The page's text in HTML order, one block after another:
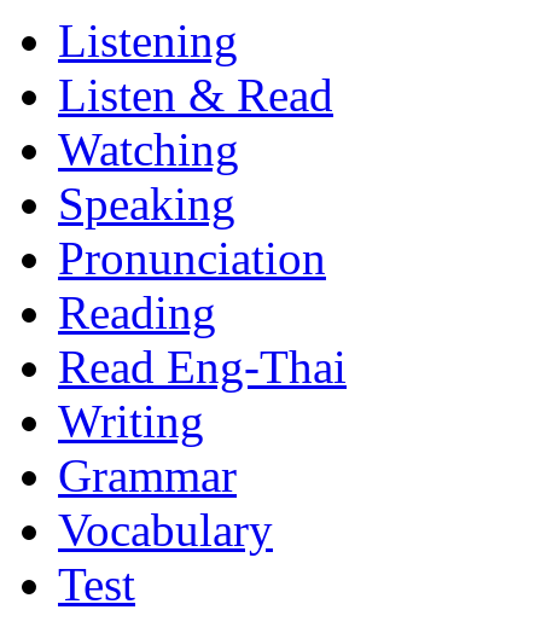
Listening
Listen & Read
Watching
Speaking
Pronunciation
Reading
Read Eng-Thai
Writing
Grammar
Vocabulary
Test